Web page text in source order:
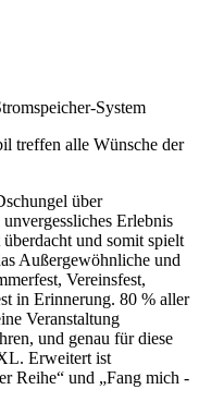
System
treffen alle Wünsche der
über
Erlebnis
und somit spielt
Außergewöhnliche und
Vereinsfest,
in Erinnerung. 80 % aller
Veranstaltung
und genau für diese
Erweitert ist
Reihe“ und „Fang mich -